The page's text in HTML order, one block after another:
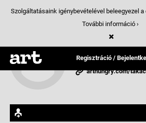
Regisztráció /
Debrecen
arthungry.com/
Szolgáltatásaink igénybevételével beleegyezel
További információ ›